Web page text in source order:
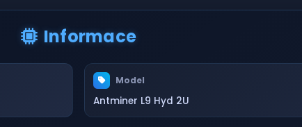
Informace
Model
Antminer L9 Hyd 2U